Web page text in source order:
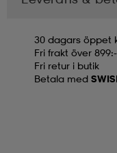
30 dagars öppet
Fri frakt över
Fri retur i butik
Betala med